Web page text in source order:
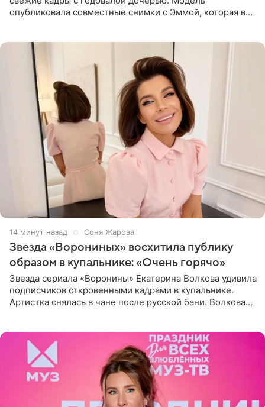
опубликовала совместные снимки с Эммой, которая в
14 минут назад Соня Жарова
Звезда «Ворониных» восхитила публику
образом в купальнике: «Очень горячо»
Звезда сериала «Воронины» Екатерина Волкова удивила
подписчиков откровенными кадрами в купальнике.
Артистка снялась в чане после русской бани. Волкова